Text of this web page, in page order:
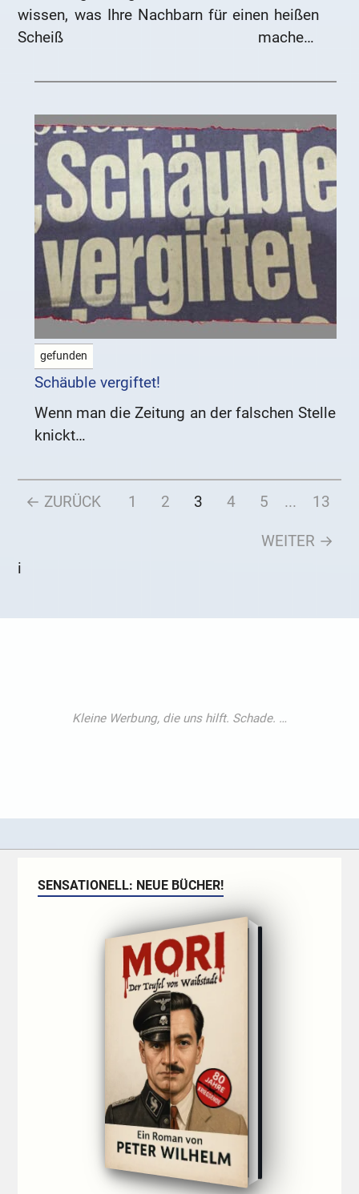
wissen, was Ihre Nachbarn für einen heißen
Scheiß machen?
gefunden
Schäuble vergiftet!
Wenn man die Zeitung an der falschen Stelle
knickt…
← ZURÜCK 1 2 3 4 5 ... 13
WEITER →
i
SENSATIONELL: NEUE BÜCHER!